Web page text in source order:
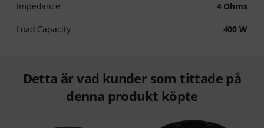
Impedance 4 Ohms
Load Capacity 400 W
Detta är vad kunder som tittade på
denna produkt köpte